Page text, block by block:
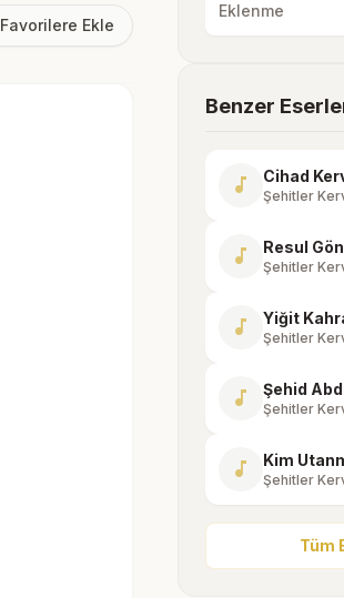
Favorilere Ekle
Eklenme
Benzer
music_note Cihad
Şehitler
music_note Resul
Şehitler
music_note Yiğit
Şehitler
music_note Şehid
Şehitler
music_note Kim
Şehitler
Tüm